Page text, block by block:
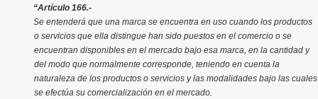
“Artículo 166.-
Se entenderá que una marca se encuentra en uso cuando los productos
o servicios que ella distingue han sido puestos en el comercio o se
encuentran disponibles en el mercado bajo esa marca, en la cantidad y
del modo que normalmente corresponde, teniendo en cuenta la
naturaleza de los productos o servicios y las modalidades bajo las cuales
se efectúa su comercialización en el mercado.